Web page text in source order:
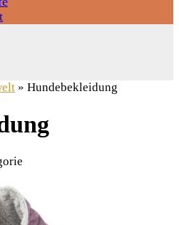
» Hundebekleidung